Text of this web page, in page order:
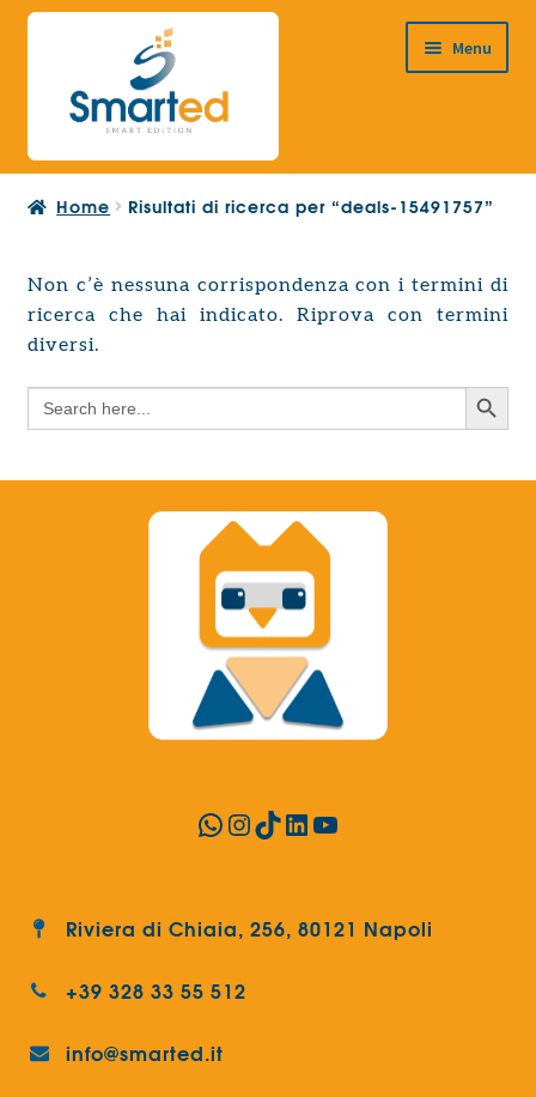
Vai
navigazione
Vai
contenuto
Menu
HOME
PRODOTTI
Espandi
il
child
PROGETTAZIONE EUROPEA
menu
child
Search
Home Risultati di ricerca per “deals-15491757”
Non c’è nessuna corrispondenza con i termini di
ricerca che hai indicato. Riprova con termini
diversi.
Search
for:
Search Button
WhatsApp
Instagram
TikTok
LinkedIn
YouTube
Riviera di Chiaia, 256, 80121 Napoli
+39 328 33 55 512
info@smarted.it